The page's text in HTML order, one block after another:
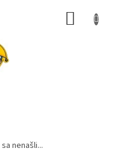
sa nenašli...